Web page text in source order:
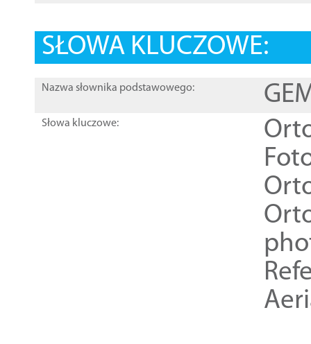
SŁOWA KLUCZOWE:
Nazwa słownika podstawowego:
Słowa kluczowe: